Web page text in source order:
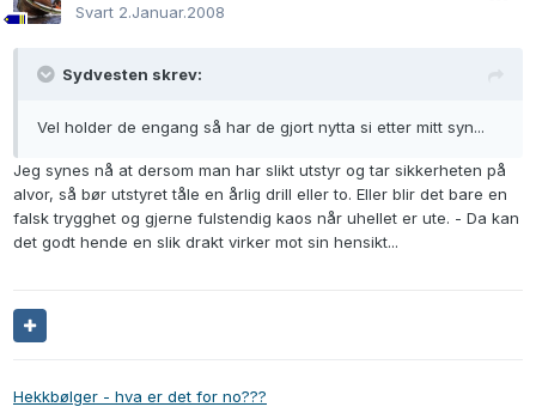
Svart 2.Januar.2008
Sydvesten skrev:
Vel holder de engang så har de gjort nytta si etter mitt syn...
Jeg synes nå at dersom man har slikt utstyr og tar sikkerheten på
alvor, så bør utstyret tåle en årlig drill eller to. Eller blir det bare en
falsk trygghet og gjerne fulstendig kaos når uhellet er ute. - Da kan
det godt hende en slik drakt virker mot sin hensikt...
Hekkbølger - hva er det for no???